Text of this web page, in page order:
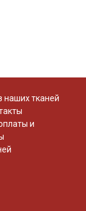
наших тканей
и